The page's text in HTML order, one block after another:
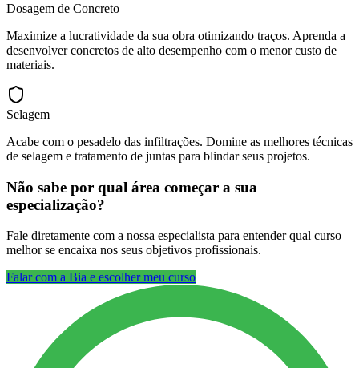
Dosagem de Concreto
Maximize a lucratividade da sua obra otimizando traços. Aprenda a
desenvolver concretos de alto desempenho com o menor custo de
materiais.
Selagem
Acabe com o pesadelo das infiltrações. Domine as melhores técnicas
de selagem e tratamento de juntas para blindar seus projetos.
Não sabe por qual área começar a sua
especialização?
Fale diretamente com a nossa especialista para entender qual curso
melhor se encaixa nos seus objetivos profissionais.
Falar com a Bia e escolher meu curso